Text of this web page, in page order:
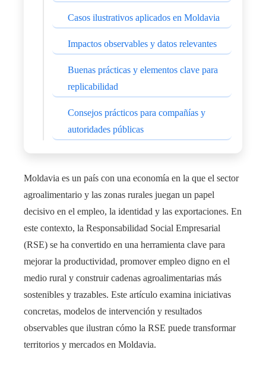
Casos ilustrativos aplicados en Moldavia
Impactos observables y datos relevantes
Buenas prácticas y elementos clave para
replicabilidad
Consejos prácticos para compañías y
autoridades públicas
Moldavia es un país con una economía en la que el sector
agroalimentario y las zonas rurales juegan un papel
decisivo en el empleo, la identidad y las exportaciones. En
este contexto, la Responsabilidad Social Empresarial
(RSE) se ha convertido en una herramienta clave para
mejorar la productividad, promover empleo digno en el
medio rural y construir cadenas agroalimentarias más
sostenibles y trazables. Este artículo examina iniciativas
concretas, modelos de intervención y resultados
observables que ilustran cómo la RSE puede transformar
territorios y mercados en Moldavia.